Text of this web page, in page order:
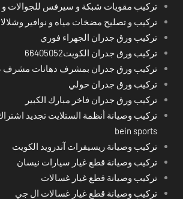
تركيب مقويات شبكة و سيرفس للجوالات و
تركيب و تصليح مضخات مياه و نوافير
تركيب ورق جدران الجهراء فوري
تركيب ورق جدران الكويت66405052
تركيب ورق جدران بمشرف دهانات مشرف
تركيب ورق جدران حولي
تركيب ورق جدران فاخر مبارك الكبير
تركيب وصيانة أنظمة الستلايت تجديد
bein sports
تركيب وصيانة ريسيفرات آندرويد الكويت
تركيب وصيانة قطع غيار سيارات نيسان
تركيب وصيانة قطع غيار غسالات
تركيب وصيانة قطع غيار غسالات ال جي